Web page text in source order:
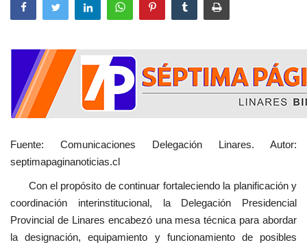
Fuente: Comunicaciones Delegación Linares. Autor:
septimapaginanoticias.cl
Con el propósito de continuar fortaleciendo la planificación y
coordinación interinstitucional, la Delegación Presidencial
Provincial de Linares encabezó una mesa técnica para abordar
la designación, equipamiento y funcionamiento de posibles